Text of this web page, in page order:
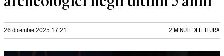
26 dicembre 2025 17:21 2 MINUTI DI LETTURA